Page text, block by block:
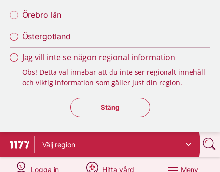
Örebro län
Östergötland
Jag vill inte se någon regional information
Obs! Detta val innebär att du inte ser regionalt innehåll
och viktig information som gäller just din region.
Stäng regionsväljaren
Stäng
Till startsidan för 1177
Välj region
Logga in
på 1177.se
Hitta vård
på 1177.se
Meny